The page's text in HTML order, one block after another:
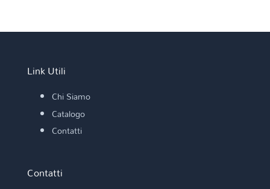
Link Utili
Chi Siamo
Catalogo
Contatti
Contatti